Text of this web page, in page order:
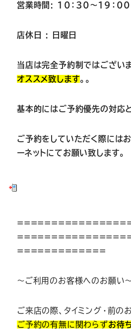
営業時間: 10：30～19：00
店休日 : 日曜日
当店は完全予約制ではござい
オススメ致します。。
基本的にはご予約優先の対応
ご予約をしていただく際には
ーネットにてお願い致します。
=============
～ご利用のお客様へのお願い
ご来店の際、タイミング・前の
ご予約の有無に関わらずお待